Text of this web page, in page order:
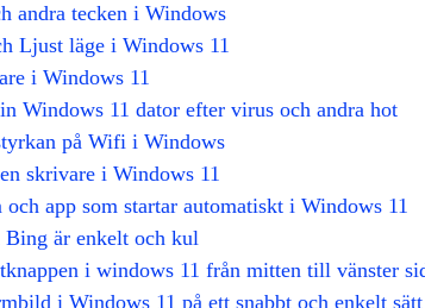
andra tecken i Windows
Ljust läge i Windows 11
i Windows 11
Windows 11 dator efter virus och andra hot
på Wifi i Windows
skrivare i Windows 11
app som startar automatiskt i Windows 11
Bing är enkelt och kul
i windows 11 från mitten till vänster
i Windows 11 på ett snabbt och enkelt